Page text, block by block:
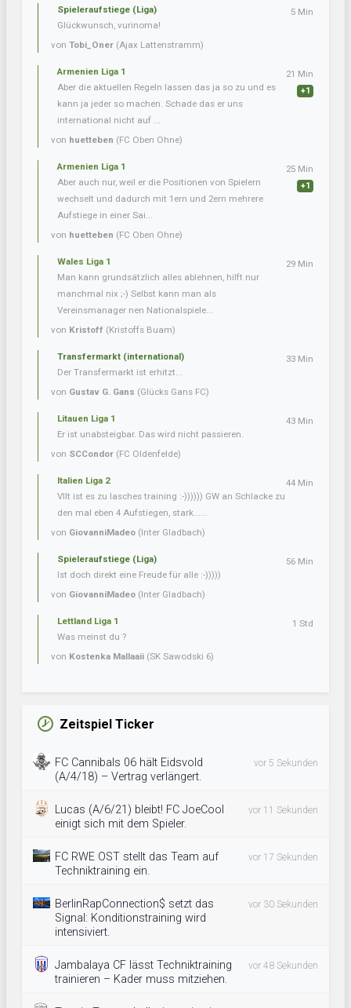
Spieleraufstiege (Liga)
Glückwunsch, vurinoma!
von Tobi_Oner (Ajax Lattenstramm)
5 Min
Armenien Liga 1
Aber die aktuellen Regeln lassen das ja so zu und es
kann ja jeder so machen. Schade das er uns
international nicht auf ...
von huetteben (FC Oben Ohne)
21 Min
+1
Armenien Liga 1
Aber auch nur, weil er die Positionen von Spielern
wechselt und dadurch mit 1ern und 2ern mehrere
Aufstiege in einer Sai...
von huetteben (FC Oben Ohne)
25 Min
+1
Wales Liga 1
Man kann grundsätzlich alles ablehnen, hilft nur
manchmal nix ;-) Selbst kann man als
Vereinsmanager nen Nationalspiele...
von Kristoff (Kristoffs Buam)
29 Min
Transfermarkt (international)
Der Transfermarkt ist erhitzt...
von Gustav G. Gans (Glücks Gans FC)
33 Min
Litauen Liga 1
Er ist unabsteigbar. Das wird nicht passieren.
von SCCondor (FC Oldenfelde)
43 Min
Italien Liga 2
Vllt ist es zu lasches training :-)))))) GW an Schlacke zu
den mal eben 4 Aufstiegen, stark......
von GiovanniMadeo (Inter Gladbach)
44 Min
Spieleraufstiege (Liga)
Ist doch direkt eine Freude für alle :-)))))
von GiovanniMadeo (Inter Gladbach)
56 Min
Lettland Liga 1
Was meinst du ?
von Kostenka Mallaaii (SK Sawodski 6)
1 Std
Zeitspiel Ticker
FC Cannibals 06 hält Eidsvold
(A/4/18) – Vertrag verlängert.
vor 5 Sekunden
Lucas (A/6/21) bleibt! FC JoeCool
einigt sich mit dem Spieler.
vor 11 Sekunden
FC RWE OST stellt das Team auf
Techniktraining ein.
vor 17 Sekunden
BerlinRapConnection$ setzt das
Signal: Konditionstraining wird
intensiviert.
vor 30 Sekunden
Jambalaya CF lässt Techniktraining
trainieren – Kader muss mitziehen.
vor 48 Sekunden